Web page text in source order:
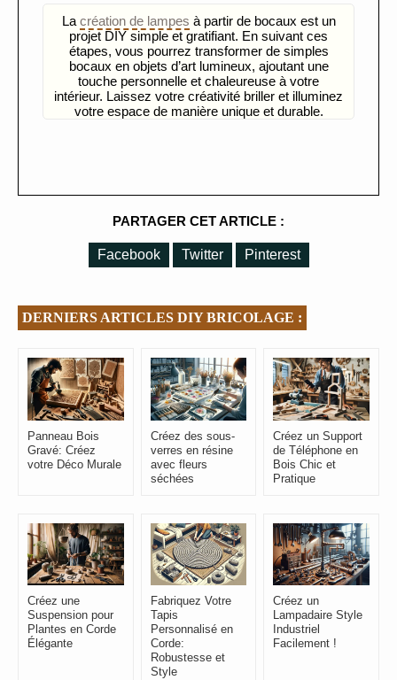
La création de lampes à partir de bocaux est un
projet DIY simple et gratifiant. En suivant ces
étapes, vous pourrez transformer de simples
bocaux en objets d’art lumineux, ajoutant une
touche personnelle et chaleureuse à votre
intérieur. Laissez votre créativité briller et illuminez
votre espace de manière unique et durable.
PARTAGER CET ARTICLE :
Facebook Twitter Pinterest
DERNIERS ARTICLES DIY BRICOLAGE :
Panneau Bois
Gravé: Créez
votre Déco Murale
Créez des sous-
verres en résine
avec fleurs
séchées
Créez un Support
de Téléphone en
Bois Chic et
Pratique
Créez une
Suspension pour
Plantes en Corde
Élégante
Fabriquez Votre
Tapis
Personnalisé en
Corde:
Robustesse et
Style
Créez un
Lampadaire Style
Industriel
Facilement !